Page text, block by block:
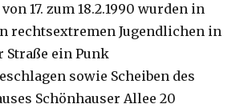
17. zum 18.2.1990 wurden in
rechtsextremen Jugendlichen in
Straße ein Punk
sowie Scheiben des
Schönhauser Allee 20